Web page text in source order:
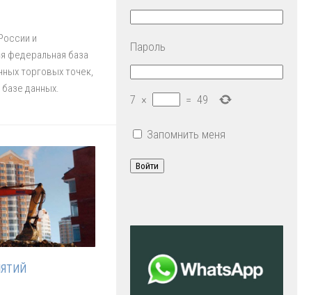
и
федеральная база
торговых точек,
данных.
Пароль
7 × = 49
Запомнить меня
Войти